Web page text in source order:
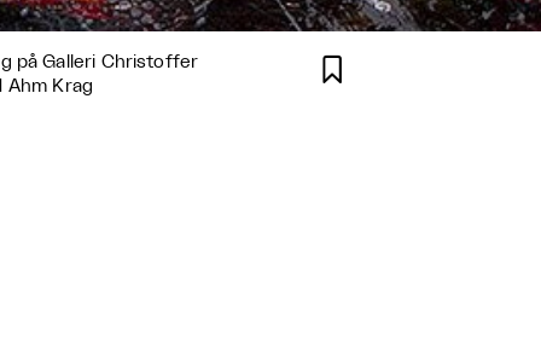
på Galleri Christoffer
Krag
